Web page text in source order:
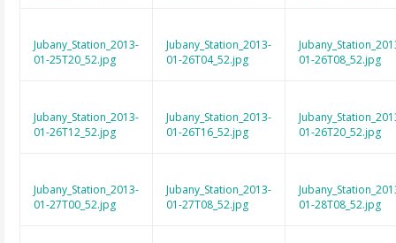
Jubany_Station_2013-
01-25T20_52.jpg
Jubany_Station_2013-
01-26T04_52.jpg
01-26T08_52.jpg
Jubany_Station_2013-
01-26T12_52.jpg
Jubany_Station_2013-
01-26T16_52.jpg
01-26T20_52.jpg
Jubany_Station_2013-
01-27T00_52.jpg
Jubany_Station_2013-
01-27T08_52.jpg
01-28T08_52.jpg